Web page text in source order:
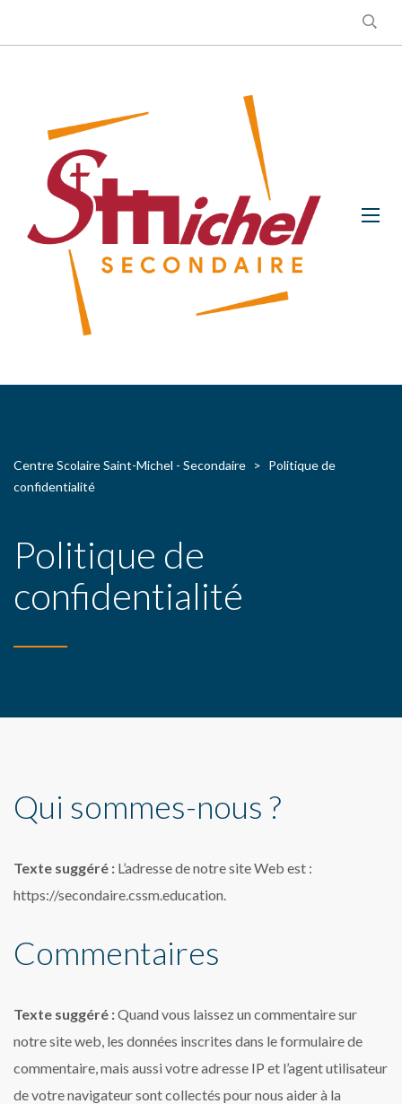
Centre Scolaire Saint-Michel - Secondaire > Politique de
confidentialité
Politique de
confidentialité
Qui sommes-nous ?
Texte suggéré : L’adresse de notre site Web est :
https://secondaire.cssm.education.
Commentaires
Texte suggéré :Quand vous laissez un commentaire sur
notre site web, les données inscrites dans le formulaire de
commentaire, mais aussi votre adresse IP et l’agent utilisateur
de votre navigateur sont collectés pour nous aider à la